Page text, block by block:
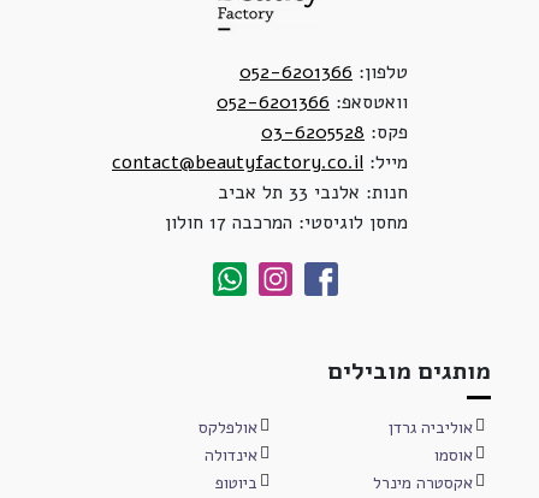
טלפון: 052-6201366
וואטסאפ: 052-6201366
פקס: 03-6205528
מייל: contact@beautyfactory.co.il
חנות: אלנבי 33 תל אביב
מחסן לוגיסטי: המרכבה 17 חולון
מותגים מובילים
אוליביה גרדן
אולפלקס
אוסמו
אינדולה
אקסטרה מינרל
ביוטופ